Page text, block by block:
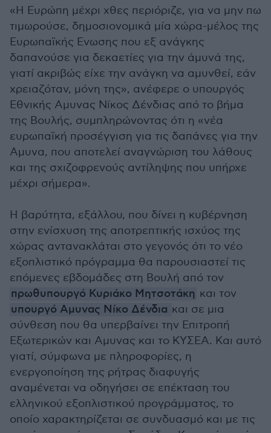
«Η Ευρώπη μέχρι χθες περιόριζε, για να μην πω
τιμωρούσε, δημοσιονομικά μία χώρα-μέλος της
Ευρωπαϊκής Ενωσης που εξ ανάγκης
δαπανούσε για δεκαετίες για την άμυνά της,
γιατί ακριβώς είχε την ανάγκη να αμυνθεί, εάν
χρειαζόταν, μόνη της», ανέφερε ο υπουργός
Εθνικής Αμυνας Νίκος Δένδιας από το βήμα
της Βουλής, συμπληρώνοντας ότι η «νέα
ευρωπαϊκή προσέγγιση για τις δαπάνες για την
Αμυνα, που αποτελεί αναγνώριση του λάθους
και της σχιζοφρενούς αντίληψης που υπήρχε
μέχρι σήμερα».
Η βαρύτητα, εξάλλου, που δίνει η κυβέρνηση
στην ενίσχυση της αποτρεπτικής ισχύος της
χώρας αντανακλάται στο γεγονός ότι το νέο
εξοπλιστικό πρόγραμμα θα παρουσιαστεί τις
επόμενες εβδομάδες στη Βουλή από τον
πρωθυπουργό Κυριάκο Μητσοτάκη και τον
υπουργό Αμυνας Νίκο Δένδια και σε μια
σύνθεση που θα υπερβαίνει την Επιτροπή
Εξωτερικών και Αμυνας και το ΚΥΣΕΑ. Και αυτό
γιατί, σύμφωνα με πληροφορίες, η
ενεργοποίηση της ρήτρας διαφυγής
αναμένεται να οδηγήσει σε επέκταση του
ελληνικού εξοπλιστικού προγράμματος, το
οποίο χαρακτηρίζεται σε συνδυασμό και με τις